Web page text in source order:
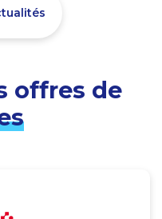
offres de